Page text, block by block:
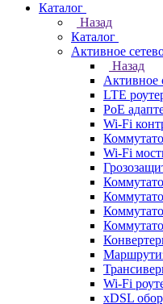
Каталог
Назад
Каталог
Активное
Назад
Активное
LTE
PoE
Wi-Fi
Wi-Fi
Wi-Fi
xDSL